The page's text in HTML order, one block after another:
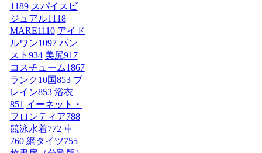
1189 スパイスビ
ジュアル1118
MARE1110 アイド
ルワン1097 パン
スト 934 美尻917
コスチューム1867
ランク10国853 ブ
レイン853 浴衣
851 イーネット・
フロンティア788
競泳水着772 車
760 網タイツ755